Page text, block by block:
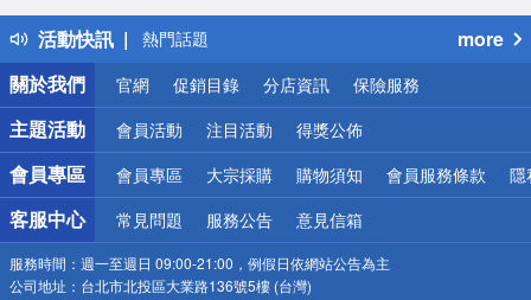
活動快訊
得獎公告
熱門話題
銀行優惠
偏遠地區配送
詐騙網頁！請小心！
more
關於我們
官網 促銷目錄 分店資訊 保險服務
主題活動 會員活動 注目活動 得獎公佈
會員專區 會員專區 大宗採購 購物須知 會員服務條款 隱
客服中心 常見問題 服務公告 意見信箱
服務時間： 週一至週日 09:00-21:00，例假日依網站公告為主
公司地址： 台北市北投區大業路136號5樓 (台灣)